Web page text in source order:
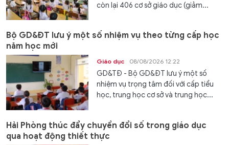
còn lại 406 cơ sở giáo dục (giảm...
Bộ GD&ĐT lưu ý một số nhiệm vụ theo từng cấp học
năm học mới
Giáo dục 08/08/2026 12:22
GD&TĐ - Bộ GD&ĐT lưu ý một số
nhiệm vụ trọng tâm đối với cấp tiểu
học, trung học cơ sở và trung học...
Hải Phòng thúc đẩy chuyển đổi số trong giáo dục
qua hoạt động thiết thực